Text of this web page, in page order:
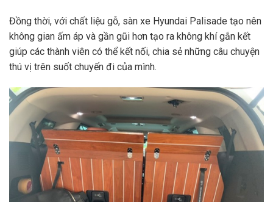
Đồng thời, với chất liệu gỗ, sàn xe Hyundai Palisade tạo nên
không gian ấm áp và gần gũi hơn tạo ra không khí gắn kết
giúp các thành viên có thể kết nối, chia sẻ những câu chuyện
thú vị trên suốt chuyến đi của mình.